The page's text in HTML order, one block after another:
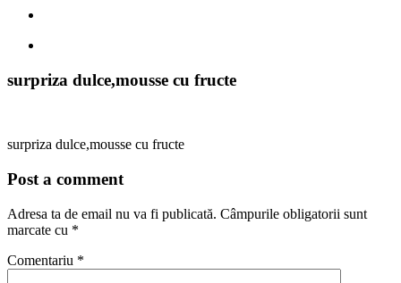
surpriza dulce,mousse cu fructe
surpriza dulce,mousse cu fructe
Post a comment
Adresa ta de email nu va fi publicată. Câmpurile obligatorii sunt
marcate cu *
Comentariu *